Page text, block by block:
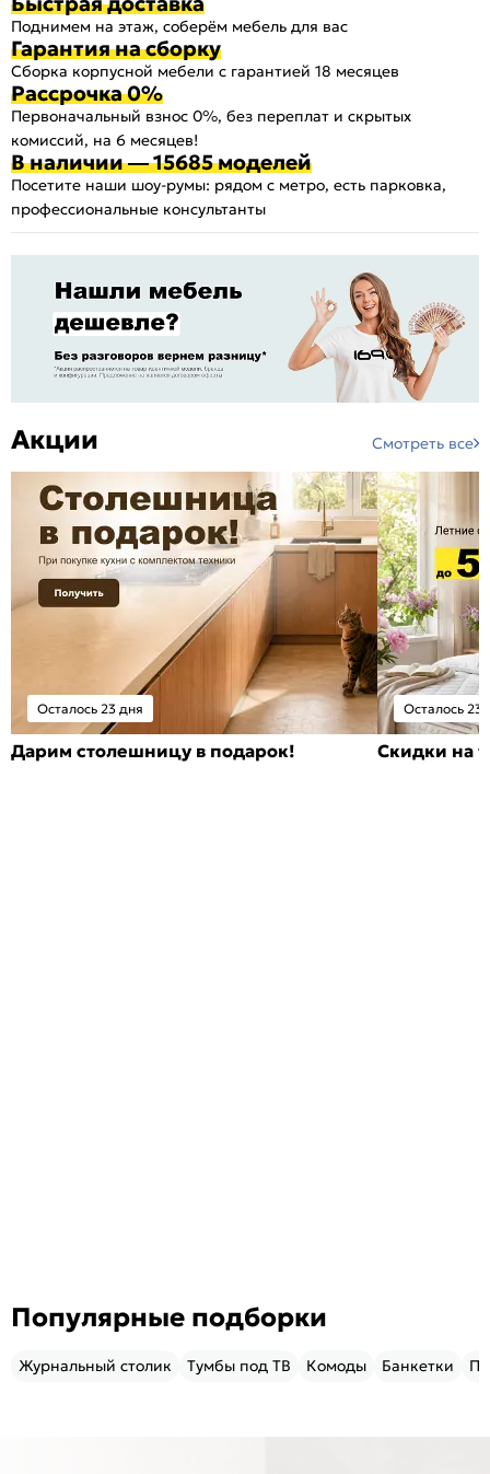
Поднимем на этаж, соберём мебель для вас
Гарантия на сборку
Сборка корпусной мебели с гарантией 18 месяцев
Рассрочка 0%
Первоначальный взнос 0%, без переплат и скрытых
комиссий, на 6 месяцев!
В наличии — 15685 моделей
Посетите наши шоу-румы: рядом с метро, есть парковка,
профессиональные консультанты
Акции Смотреть все
Осталось 23 дня
Дарим столешницу в подарок!
Осталось 23
Скидки на
Популярные подборки
Журнальный столик Тумбы под ТВ Комоды Банкетки